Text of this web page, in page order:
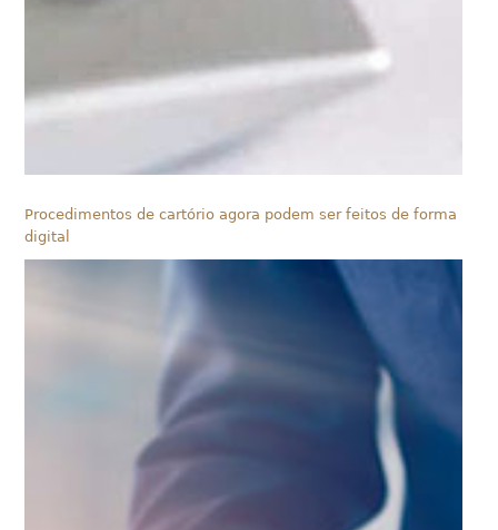
Procedimentos de cartório agora podem ser feitos de forma
digital